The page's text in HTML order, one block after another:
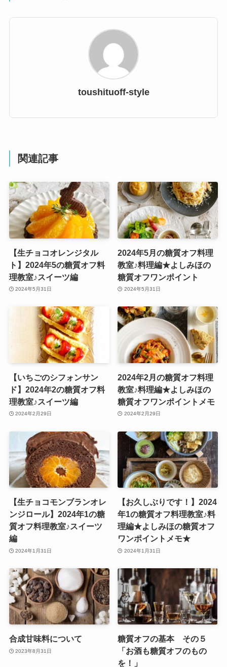
toushituoff-style
関連記事
【生チョコオレンジタル
ト】2024年5の糖質オフ料
理教室♪スイーツ編
2024年5月31日
2024年5月の糖質オフ料理
教室♪料理編★よしみほの
糖質オフワンポイント
2024年5月31日
【いちごのシフォンサン
ド】2024年2の糖質オフ料
理教室♪スイーツ編
2024年2月29日
2024年2月の糖質オフ料理
教室♪料理編★よしみほの
糖質オフワンポイントメモ
2024年2月29日
【生チョコモンブランオレ
ンジロール】2024年1の糖
質オフ料理教室♪スイーツ
編
2024年1月31日
【お久しぶりです！】2024
年1の糖質オフ料理教室♪料
理編★よしみほの糖質オフ
ワンポイントメモ★
2024年1月31日
合成甘味料について
2023年8月31日
糖質オフの基本 その５
「お酒も糖質オフのもの
を！」